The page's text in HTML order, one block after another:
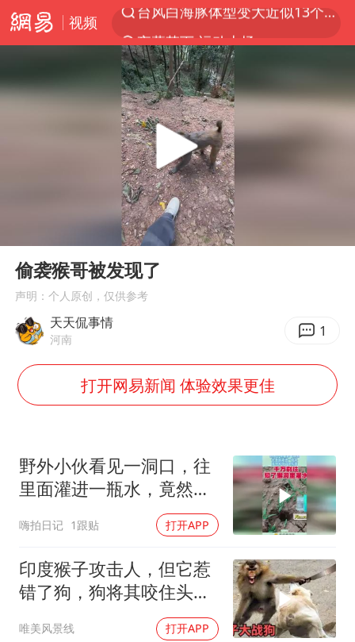
视频
夜幕落下 运动上场
改名后的“青海拉面”店
段绚竞因公牺牲 年仅44岁
男子结婚8年3个女儿均非亲生
“空调24小时开着更省电”不实
“不建议大家买深色蛋糕”
男子杀人后逃进深山21年活得像野人
公司“上四休三”但要降薪1000元
97岁英国奶奶飞上天再破吉尼斯纪录
“中国蔬菜之乡”最高温达41.8℃
如何把百年大党建设得更加坚强有力？
Play
偷袭猴哥被发现了
声明：个人原创，仅供参考
天天侃事情
河南 1
打开网易新闻 体验效果更佳
野外小伙看见一洞口，往
里面灌进一瓶水，竟然发
嗨拍日记 1跟贴 打开APP
印度猴子攻击人，但它惹
错了狗，狗将其咬住头部
唯美风景线 打开APP